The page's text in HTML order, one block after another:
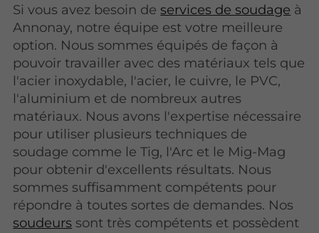
Si vous avez besoin deservices de soudage à
Annonay, notre équipe est votre meilleure
option. Nous sommes équipés de façon à
pouvoir travailler avec des matériaux tels que
l'acier inoxydable, l'acier, le cuivre, le PVC,
l'aluminium et de nombreux autres
matériaux. Nous avons l'expertise nécessaire
pour utiliser plusieurs techniques de
soudage comme le Tig, l'Arc et le Mig-Mag
pour obtenir d'excellents résultats. Nous
sommes suffisamment compétents pour
répondre à toutes sortes de demandes. Nos
soudeurs sont très compétents et possèdent